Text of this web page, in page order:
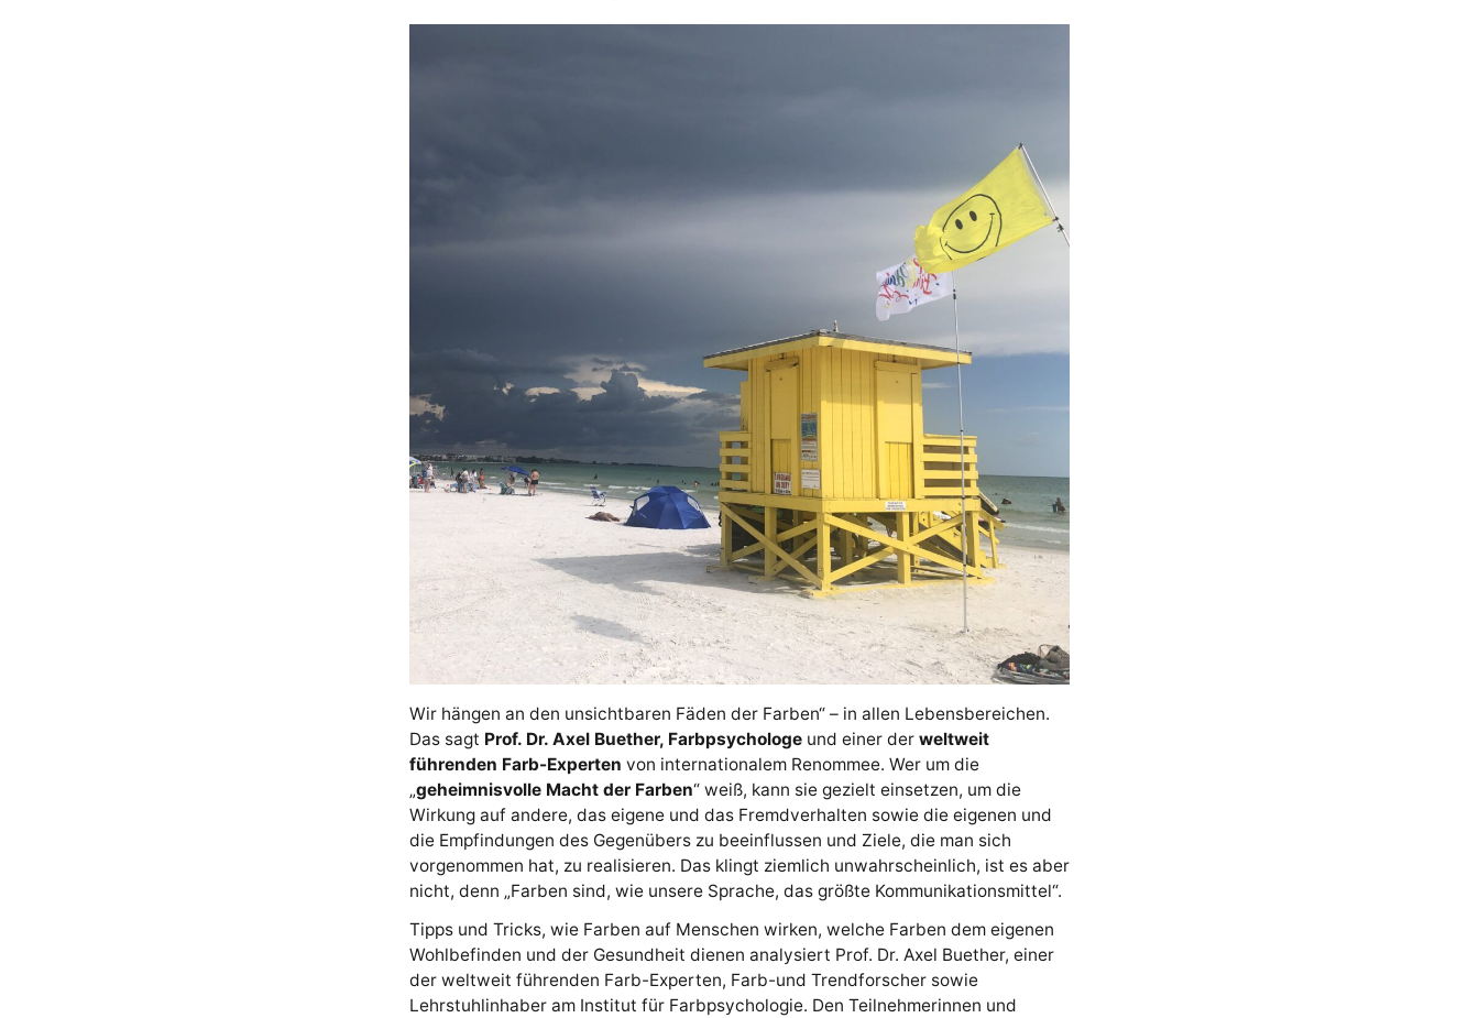
Wir hängen an den unsichtbaren Fäden der Farben“ – in allen Lebensbereichen.
Das sagt Prof. Dr. Axel Buether, Farbpsychologe und einer der weltweit
führenden Farb-Experten von internationalem Renommee. Wer um die
„geheimnisvolle Macht der Farben“ weiß, kann sie gezielt einsetzen, um die
Wirkung auf andere, das eigene und das Fremdverhalten sowie die eigenen und
die Empfindungen des Gegenübers zu beeinflussen und Ziele, die man sich
vorgenommen hat, zu realisieren. Das klingt ziemlich unwahrscheinlich, ist es aber
nicht, denn „Farben sind, wie unsere Sprache, das größte Kommunikationsmittel“.
Tipps und Tricks, wie Farben auf Menschen wirken, welche Farben dem eigenen
Wohlbefinden und der Gesundheit dienen analysiert Prof. Dr. Axel Buether, einer
der weltweit führenden Farb-Experten, Farb-und Trendforscher sowie
Lehrstuhlinhaber am Institut für Farbpsychologie. Den Teilnehmerinnen und